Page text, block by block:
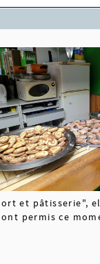
et pâtisserie",
permis ce